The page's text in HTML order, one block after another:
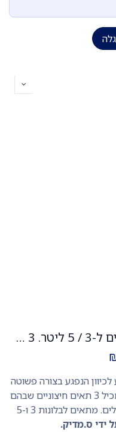
תיק נשיאה לבלון חמצן. מתאים ל-3 / 5 ליטר. 3 תאים חיצוניים. ס.מדיק יבוא
הנפגע בצורה פשוטה
ונוחה. התיק סוחב בתוכו בלון חמצן ומכיל 3 תאים חיצוניים שבהם
ניתן לאחסן מסכת הנשמה בכל הגדלים. מתאים לבלונות 3 ו-5
ידי ס.מדיק.